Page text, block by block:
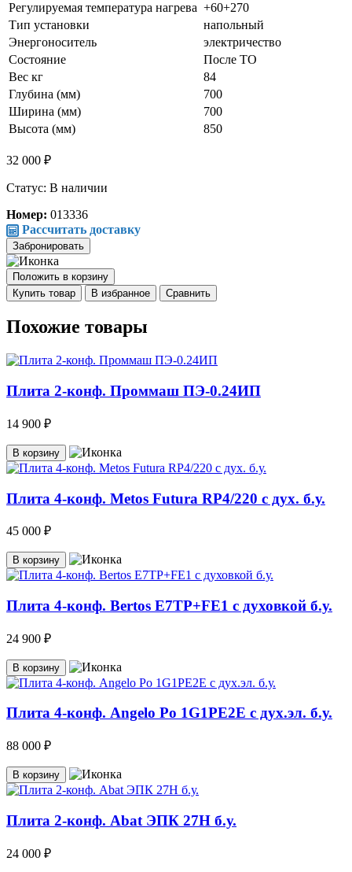
Регулируемая температура нагрева +60+270
Тип установки
напольный
Энергоноситель
электричество
Состояние
После ТО
Вес кг
84
Глубина (мм)
700
Ширина (мм)
700
Высота (мм)
850
32 000 ₽
Статус: В наличии
Номер: 013336
Рассчитать доставку
Забронировать
Положить в корзину
Купить товар
В избранное Сравнить
Похожие товары
Плита 2-конф. Проммаш ПЭ-0.24ИП
14 900 ₽
В корзину
Плита 4-конф. Metos Futura RP4/220 c дух. б.у.
45 000 ₽
В корзину
Плита 4-конф. Bertos E7TP+FE1 с духовкой б.у.
24 900 ₽
В корзину
Плита 4-конф. Angelo Po 1G1PE2E с дух.эл. б.у.
88 000 ₽
В корзину
Плита 2-конф. Abat ЭПК 27Н б.у.
24 000 ₽